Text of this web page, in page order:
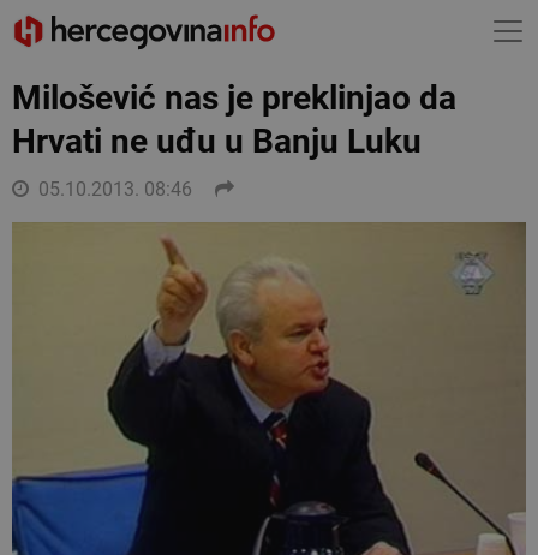
Milošević nas je preklinjao da
Hrvati ne uđu u Banju Luku
05.10.2013. 08:46